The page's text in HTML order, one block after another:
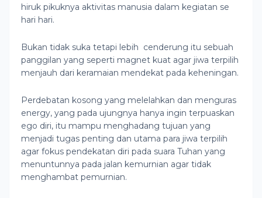
hiruk pikuknya aktivitas manusia dalam kegiatan se
hari hari.
Bukan tidak suka tetapi lebih cenderung itu sebuah
panggilan yang seperti magnet kuat agar jiwa terpilih
menjauh dari keramaian mendekat pada keheningan.
Perdebatan kosong yang melelahkan dan menguras
energy, yang pada ujungnya hanya ingin terpuaskan
ego diri, itu mampu menghadang tujuan yang
menjadi tugas penting dan utama para jiwa terpilih
agar fokus pendekatan diri pada suara Tuhan yang
menuntunnya pada jalan kemurnian agar tidak
menghambat pemurnian.